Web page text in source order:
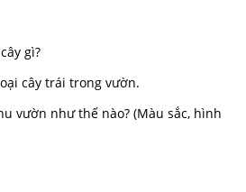
gì?
cây trái trong vườn.
vườn như thế nào? (Màu sắc, hình